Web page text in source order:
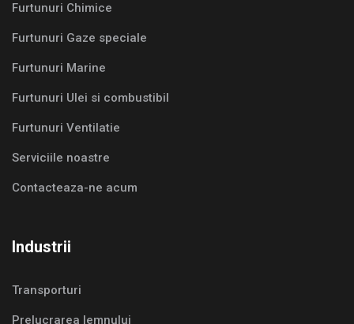
Furtunuri Chimice
Furtunuri Gaze speciale
Furtunuri Marine
Furtunuri Ulei si combustibil
Furtunuri Ventilatie
Serviciile noastre
Contacteaza-ne acum
Industrii
Transporturi
Prelucrarea lemnului